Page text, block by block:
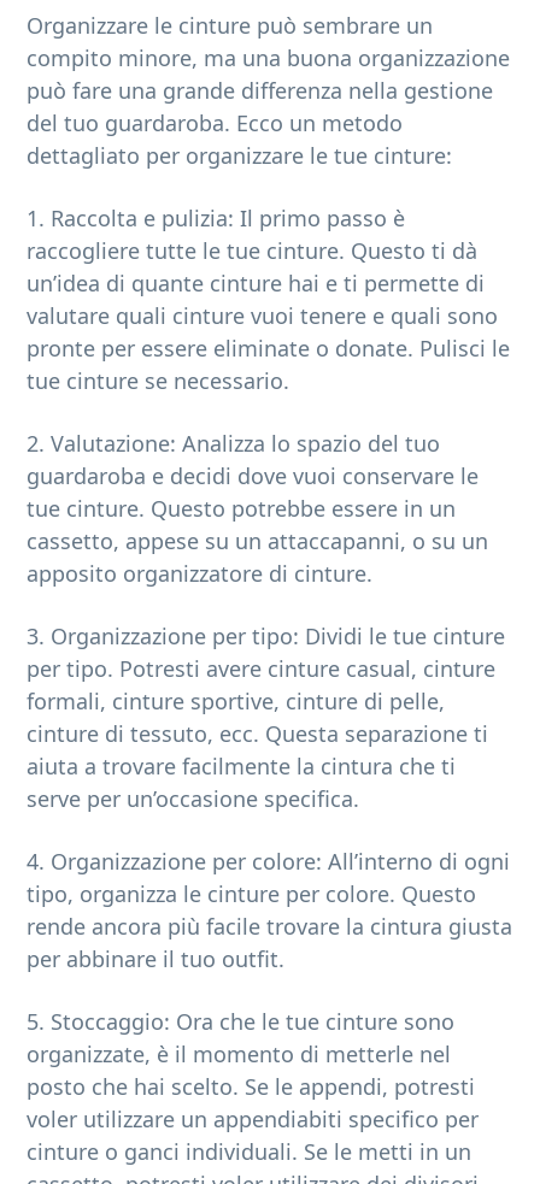
Organizzare le cinture può sembrare un
compito minore, ma una buona organizzazione
può fare una grande differenza nella gestione
del tuo guardaroba. Ecco un metodo
dettagliato per organizzare le tue cinture:
1. Raccolta e pulizia: Il primo passo è
raccogliere tutte le tue cinture. Questo ti dà
un’idea di quante cinture hai e ti permette di
valutare quali cinture vuoi tenere e quali sono
pronte per essere eliminate o donate. Pulisci le
tue cinture se necessario.
2. Valutazione: Analizza lo spazio del tuo
guardaroba e decidi dove vuoi conservare le
tue cinture. Questo potrebbe essere in un
cassetto, appese su un attaccapanni, o su un
apposito organizzatore di cinture.
3. Organizzazione per tipo: Dividi le tue cinture
per tipo. Potresti avere cinture casual, cinture
formali, cinture sportive, cinture di pelle,
cinture di tessuto, ecc. Questa separazione ti
aiuta a trovare facilmente la cintura che ti
serve per un’occasione specifica.
4. Organizzazione per colore: All’interno di ogni
tipo, organizza le cinture per colore. Questo
rende ancora più facile trovare la cintura giusta
per abbinare il tuo outfit.
5. Stoccaggio: Ora che le tue cinture sono
organizzate, è il momento di metterle nel
posto che hai scelto. Se le appendi, potresti
voler utilizzare un appendiabiti specifico per
cinture o ganci individuali. Se le metti in un